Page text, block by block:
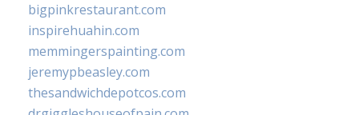
bigpinkrestaurant.com
inspirehuahin.com
memmingerspainting.com
jeremypbeasley.com
thesandwichdepotcos.com